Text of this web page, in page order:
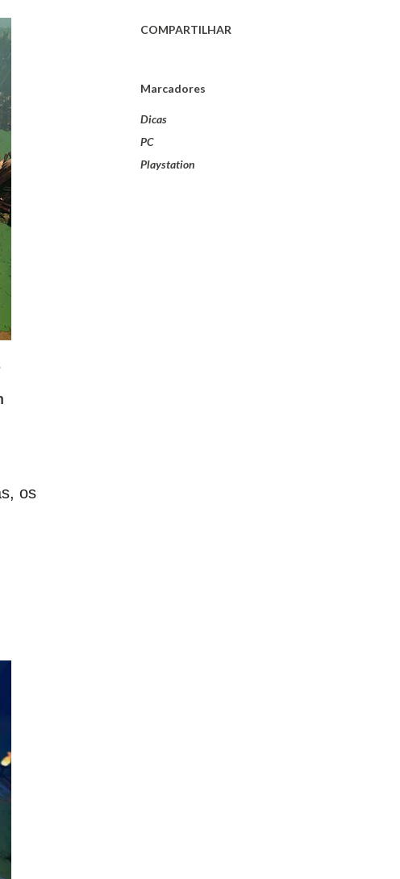
os
COMPARTILHAR
Marcadores
Dicas
PC
Playstation